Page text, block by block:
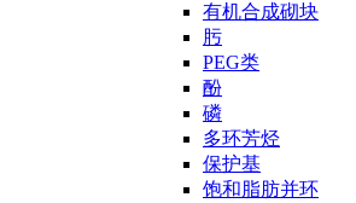
有机合成砌块
肟
PEG类
酚
磷
多环芳烃
保护基
饱和脂肪并环